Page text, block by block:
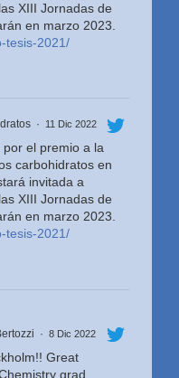
XIII Jornadas de
en marzo 2023.
tesis-2021/
· 11 Dic 2022
por el premio a la
carbohidratos en
invitada a
XIII Jornadas de
en marzo 2023.
tesis-2021/
· 8 Dic 2022
Great
grad